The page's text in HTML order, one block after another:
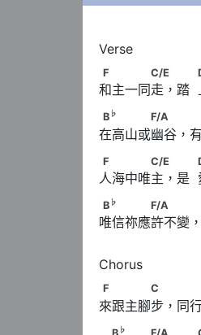
F　　　　C/E　
F C/E
和主一同走，踏
B♭ F/A　　
B ♭ F/A
在高山或幽谷，
F　　　　C/E　
F C/E
人海中唯主，是
B♭ F/A　　　
B ♭ F/A
唯信祢應許不變
F　　　　C　
F C
來跟主腳步，同
B ♭ F/A 　　
♭